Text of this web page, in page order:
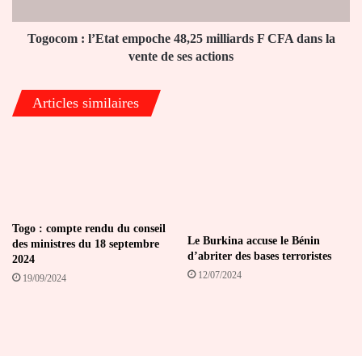
dans
ses
actions
Togocom : l’Etat empoche 48,25 milliards F CFA dans la
vente de ses actions
Articles similaires
Togo : compte rendu du conseil
des ministres du 18 septembre
2024
19/09/2024
Le Burkina accuse le Bénin
d’abriter des bases terroristes
12/07/2024